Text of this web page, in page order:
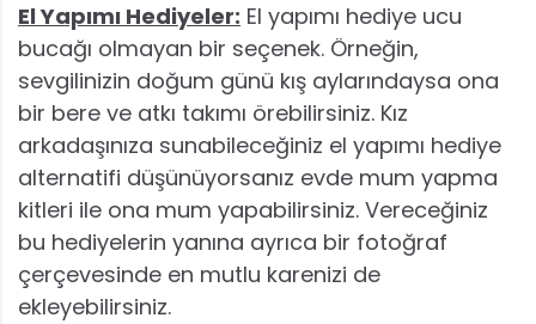
El Yapımı Hediyeler: El yapımı hediye ucu
bucağı olmayan bir seçenek. Örneğin,
sevgilinizin doğum günü kış aylarındaysa ona
bir bere ve atkı takımı örebilirsiniz. Kız
arkadaşınıza sunabileceğiniz el yapımı hediye
alternatifi düşünüyorsanız evde mum yapma
kitleri ile ona mum yapabilirsiniz. Vereceğiniz
bu hediyelerin yanına ayrıca bir fotoğraf
çerçevesinde en mutlu karenizi de
ekleyebilirsiniz.